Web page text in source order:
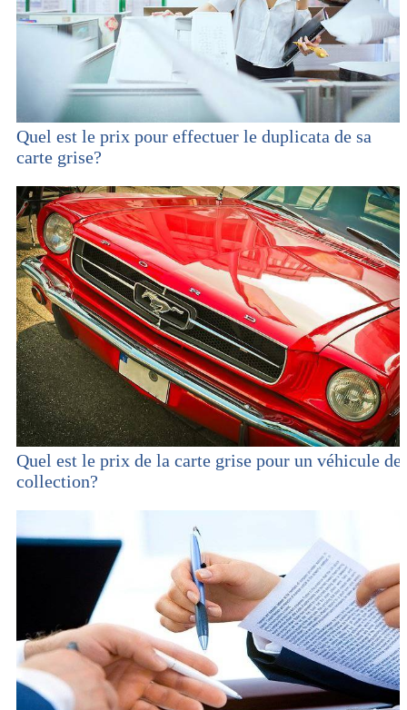
Quel est le prix pour effectuer le duplicata de sa
carte grise?
Quel est le prix de la carte grise pour un véhicule de
collection?